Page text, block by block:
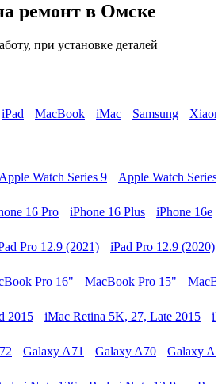
ремонт в Омске
при установке деталей
iPad MacBook iMac Samsung
Apple Watch Series 9 Apple Watch Series
16 Pro iPhone 16 Plus iPhone 16e
Pro 12.9 (2021) iPad Pro 12.9 (2020)
Pro 16" MacBook Pro 15"
2015 iMac Retina 5K, 27, Late 2015
Galaxy A71 Galaxy A70 Galaxy